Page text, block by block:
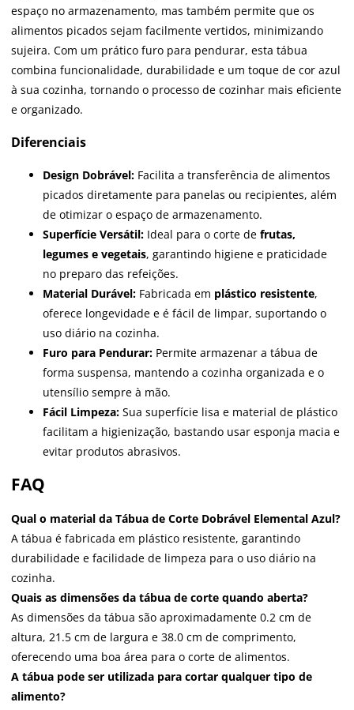
espaço no armazenamento, mas também permite que os
alimentos picados sejam facilmente vertidos, minimizando
sujeira. Com um prático furo para pendurar, esta tábua
combina funcionalidade, durabilidade e um toque de cor azul
à sua cozinha, tornando o processo de cozinhar mais eficiente
e organizado.
Diferenciais
Design Dobrável: Facilita a transferência de alimentos
picados diretamente para panelas ou recipientes, além
de otimizar o espaço de armazenamento.
Superfície Versátil: Ideal para o corte de frutas,
legumes e vegetais, garantindo higiene e praticidade
no preparo das refeições.
Material Durável: Fabricada em plástico resistente,
oferece longevidade e é fácil de limpar, suportando o
uso diário na cozinha.
Furo para Pendurar: Permite armazenar a tábua de
forma suspensa, mantendo a cozinha organizada e o
utensílio sempre à mão.
Fácil Limpeza: Sua superfície lisa e material de plástico
facilitam a higienização, bastando usar esponja macia e
evitar produtos abrasivos.
FAQ
Qual o material da Tábua de Corte Dobrável Elemental Azul?
A tábua é fabricada em plástico resistente, garantindo
durabilidade e facilidade de limpeza para o uso diário na
cozinha.
Quais as dimensões da tábua de corte quando aberta?
As dimensões da tábua são aproximadamente 0.2 cm de
altura, 21.5 cm de largura e 38.0 cm de comprimento,
oferecendo uma boa área para o corte de alimentos.
A tábua pode ser utilizada para cortar qualquer tipo de
alimento?